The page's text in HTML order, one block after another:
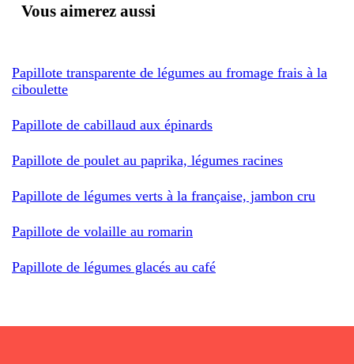
Vous aimerez aussi
Papillote transparente de légumes au fromage frais à la
ciboulette
Papillote de cabillaud aux épinards
Papillote de poulet au paprika, légumes racines
Papillote de légumes verts à la française, jambon cru
Papillote de volaille au romarin
Papillote de légumes glacés au café